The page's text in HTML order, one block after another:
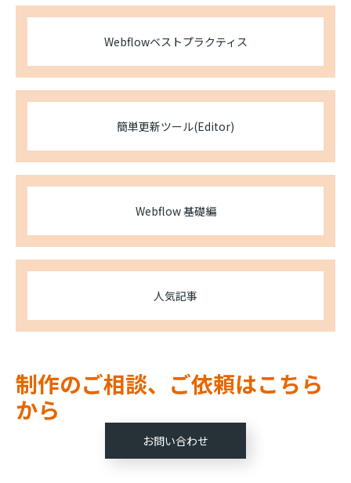
Webflowベストプラクティス
簡単更新ツール(Editor)
Webflow 基礎編
人気記事
制作のご相談、ご依頼はこちら
から
お問い合わせ